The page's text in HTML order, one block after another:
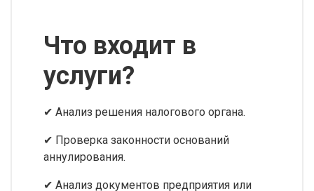
Что входит в
услуги?
✔ Анализ решения налогового органа.
✔ Проверка законности оснований
аннулирования.
✔ Анализ документов предприятия или